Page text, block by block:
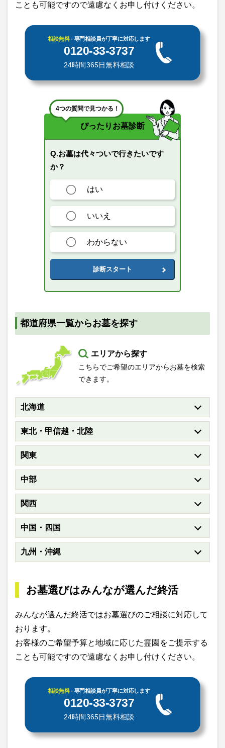
ことも可能ですので遠慮なくお申し付けください。
相談無料- 専門相談員が丁寧に対応します
0120-33-3737
24時間365日無料相談
4つの質問で見つかる！
ぴったりお墓診断
Q.お墓は代々ついで行きたいです
か？
はい
いいえ
わからない
診断スタート
都道府県一覧からお墓を探す
エリアから探す
こちらでご希望のエリアからお墓を検索
できます。
北海道
東北・甲信越・北陸
関東
中部
関西
中国・四国
九州・沖縄
お墓選びはみんなが選んだ終活
みんなが選んだ終活ではお墓選びのご相談に対応して
おります。
お客様のご希望予算と地域に応じた霊園をご提示する
ことも可能ですので遠慮なくお申し付けください。
相談無料- 専門相談員が丁寧に対応します
0120-33-3737
24時間365日無料相談